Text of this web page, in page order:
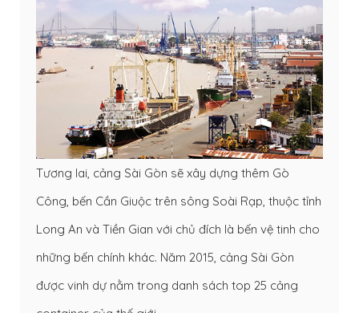
Tương lai, cảng Sài Gòn sẽ xây dựng thêm Gò
Công, bến Cần Giuộc trên sông Soài Rạp, thuộc tỉnh
Long An và Tiền Gian với chủ đích là bến vệ tinh cho
những bến chính khác. Năm 2015, cảng Sài Gòn
được vinh dự nằm trong danh sách top 25 cảng